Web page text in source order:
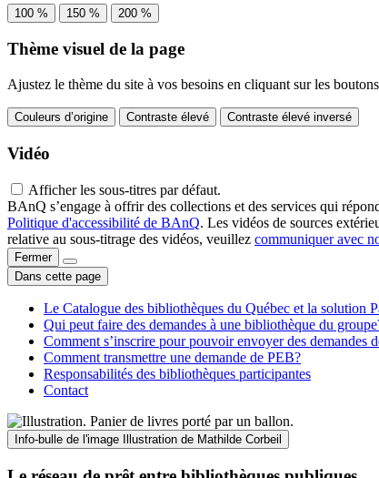
100 % 150 % 200 %
Thème visuel de la page
Ajustez le thème du site à vos besoins en cliquant sur les
Couleurs d’origine Contraste élevé Contraste élevé inversé
Vidéo
Afficher les sous-titres par défaut.
BAnQ s’engage à offrir des collections et des services qui
Politique d'accessibilité de BAnQ. Les vidéos de sources
relative au sous-titrage des vidéos, veuillez communiquer avec
Fermer
Dans cette page
Le Catalogue des bibliothèques du Québec et la solution
Qui peut faire des demandes à une bibliothèque du
Comment s’inscrire pour pouvoir envoyer des demandes
Comment transmettre une demande de PEB?
Responsabilités des bibliothèques participantes
Contact
Info-bulle de l'image Illustration de Mathilde Corbeil